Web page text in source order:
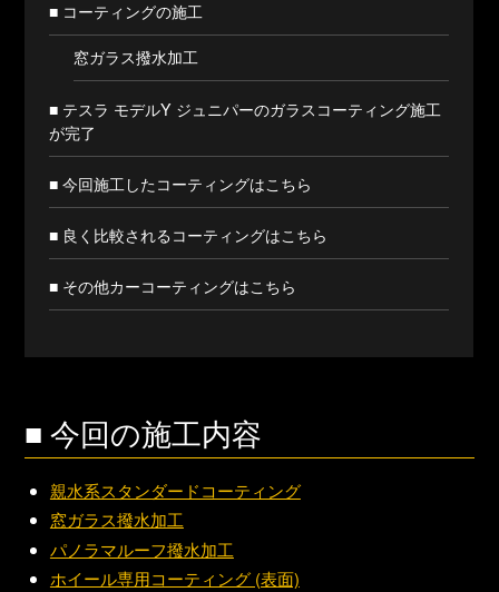
■ コーティングの施工
窓ガラス撥水加工
■ テスラ モデルY ジュニパーのガラスコーティング施工
が完了
■ 今回施工したコーティングはこちら
■ 良く比較されるコーティングはこちら
■ その他カーコーティングはこちら
■ 今回の施工内容
親水系スタンダードコーティング
窓ガラス撥水加工
パノラマルーフ撥水加工
ホイール専用コーティング (表面)